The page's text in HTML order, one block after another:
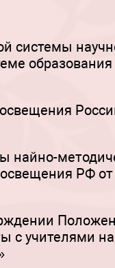
системы
РФ от
с учителями